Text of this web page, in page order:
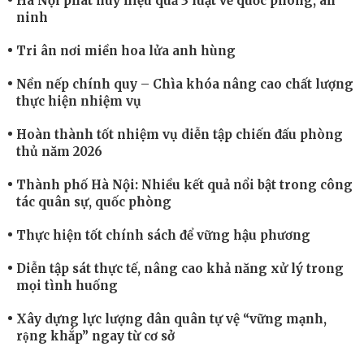
ninh
Tri ân nơi miền hoa lửa anh hùng
Nền nếp chính quy – Chìa khóa nâng cao chất lượng
thực hiện nhiệm vụ
Hoàn thành tốt nhiệm vụ diễn tập chiến đấu phòng
thủ năm 2026
Thành phố Hà Nội: Nhiều kết quả nổi bật trong công
tác quân sự, quốc phòng
Thực hiện tốt chính sách để vững hậu phương
Diễn tập sát thực tế, nâng cao khả năng xử lý trong
mọi tình huống
Xây dựng lực lượng dân quân tự vệ “vững mạnh,
rộng khắp” ngay từ cơ sở